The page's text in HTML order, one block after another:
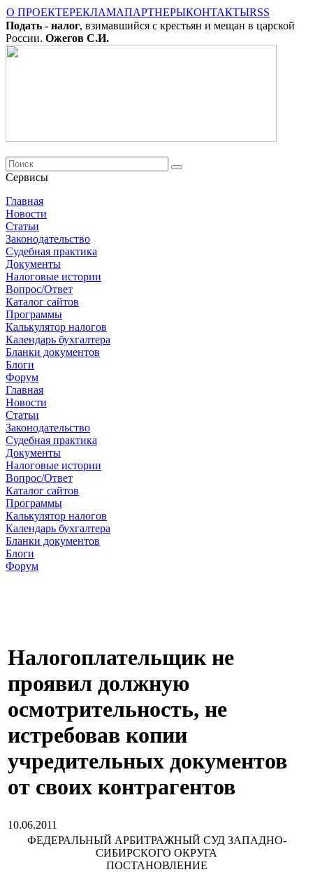
О ПРОЕКТЕРЕКЛАМАПАРТНЕРЫКОНТАКТЫRSS
Подать - налог, взимавшийся с крестьян и мещан в царской
России. Ожегов С.И.
Сервисы
Главная
Новости
Cтатьи
Законодательство
Судебная практика
Документы
Налоговые истории
Вопрос/Ответ
Каталог сайтов
Программы
Калькулятор налогов
Календарь бухгалтера
Бланки документов
Блоги
Форум
Главная
Новости
Cтатьи
Законодательство
Судебная практика
Документы
Налоговые истории
Вопрос/Ответ
Каталог сайтов
Программы
Калькулятор налогов
Календарь бухгалтера
Бланки документов
Блоги
Форум
Налогоплательщик не
проявил должную
осмотрительность, не
истребовав копии
учредительных документов
от своих контрагентов
10.06.2011
ФЕДЕРАЛЬНЫЙ АРБИТРАЖНЫЙ СУД ЗАПАДНО-
СИБИРСКОГО ОКРУГА
ПОСТАНОВЛЕНИЕ